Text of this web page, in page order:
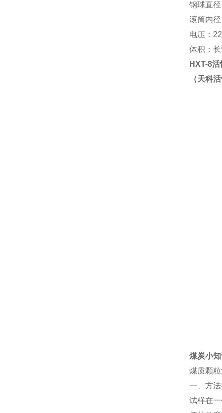
钢球直
滚筒内
电压：
体积：长
HXT-8活
（天科
煤炭小
煤质颗
一、方
试样在